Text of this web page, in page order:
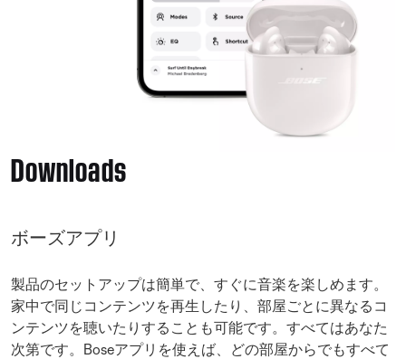
Downloads
ボーズアプリ
製品のセットアップは簡単で、すぐに音楽を楽しめます。
家中で同じコンテンツを再生したり、部屋ごとに異なるコ
ンテンツを聴いたりすることも可能です。すべてはあなた
次第です。Boseアプリを使えば、どの部屋からでもすべて